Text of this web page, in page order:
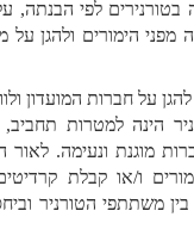
מועדון ותגביל את השתתפותה בטורנירים לפי הבנתה, על מנת
לשמור על סביבה בטוחה ונקיה מפני הימורים ולהגן על מטרות
יובהר כי מטרת ההגבלות הינה להגן על חברות המועדון ולוודא כי
כל מטרת השתתפותם בטורניר הינה למטרות תחביב, לימוד
והעשרה למבוגרות וקהילת חברות מוגנת ונעימה. לאור האמור
לעיל, ליידיס לא תאפשר הימורים ו/או קבלת קרדיטים ו/או
עסקאות צד והעברת מזומנים בין משתתפי הטורניר וביחס לכל